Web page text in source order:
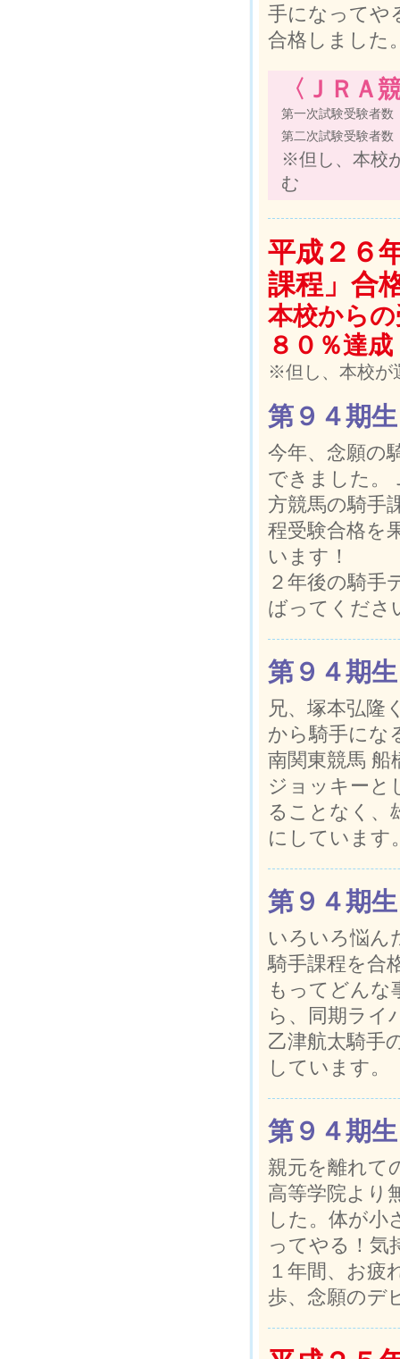
手になってや
合格しました
〈ＪＲＡ
第一次試験受験者数
第二次試験受験者数
※但し、本校
む
平成２６
課程」合
本校から
８０％達成
※但し、本校が
第９４期生
今年、念願の
できました。
方競馬の騎手
程受験合格を
います！
２年後の騎手
ばってくださ
第９４期生
兄、塚本弘隆
から騎手にな
南関東競馬 船
ジョッキーと
ることなく、
にしています
第９４期生
いろいろ悩ん
騎手課程を合
もってどんな
ら、同期ライ
乙津航太騎手
しています。
第９４期生
親元を離れて
高等学院より
した。体が小
ってやる！気
１年間、お疲
歩、念願のデ